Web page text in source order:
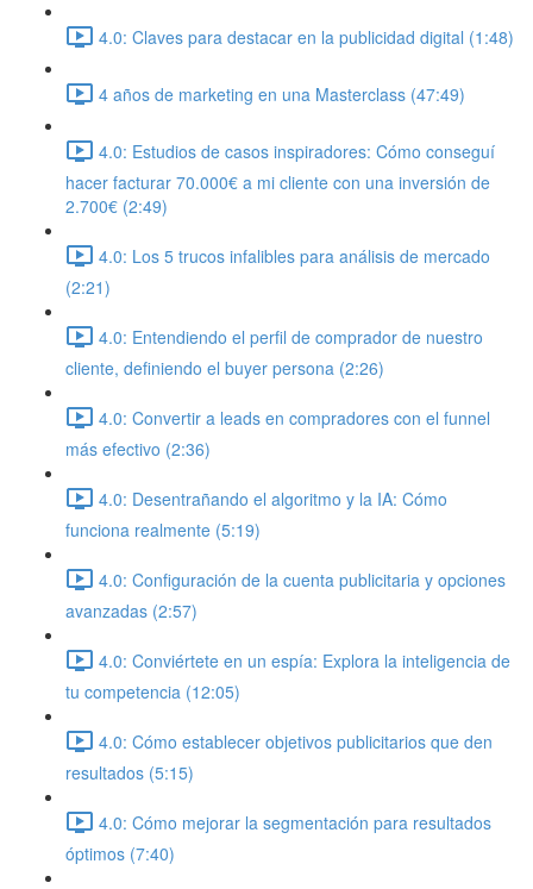
4.0: Claves para destacar en la publicidad digital (1:48)
4 años de marketing en una Masterclass (47:49)
4.0: Estudios de casos inspiradores: Cómo conseguí
hacer facturar 70.000€ a mi cliente con una inversión de
2.700€ (2:49)
4.0: Los 5 trucos infalibles para análisis de mercado
(2:21)
4.0: Entendiendo el perfil de comprador de nuestro
cliente, definiendo el buyer persona (2:26)
4.0: Convertir a leads en compradores con el funnel
más efectivo (2:36)
4.0: Desentrañando el algoritmo y la IA: Cómo
funciona realmente (5:19)
4.0: Configuración de la cuenta publicitaria y opciones
avanzadas (2:57)
4.0: Conviértete en un espía: Explora la inteligencia de
tu competencia (12:05)
4.0: Cómo establecer objetivos publicitarios que den
resultados (5:15)
4.0: Cómo mejorar la segmentación para resultados
óptimos (7:40)